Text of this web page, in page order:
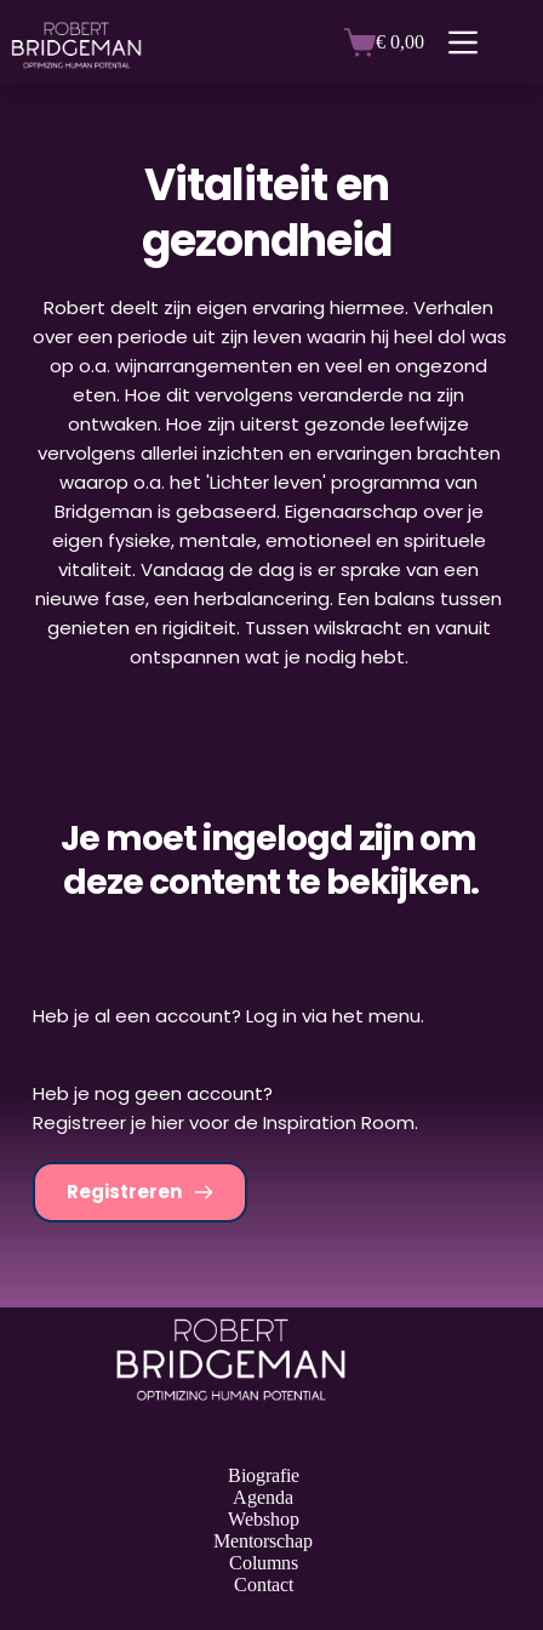
de
inhoud
Winkelwagen
€ 0,00
Vitaliteit en
gezondheid
Robert deelt zijn eigen ervaring hiermee. Verhalen
over een periode uit zijn leven waarin hij heel dol was
op o.a. wijnarrangementen en veel en ongezond
eten. Hoe dit vervolgens veranderde na zijn
ontwaken. Hoe zijn uiterst gezonde leefwijze
vervolgens allerlei inzichten en ervaringen brachten
waarop o.a. het 'Lichter leven' programma van
Bridgeman is gebaseerd. Eigenaarschap over je
eigen fysieke, mentale, emotioneel en spirituele
vitaliteit. Vandaag de dag is er sprake van een
nieuwe fase, een herbalancering. Een balans tussen
genieten en rigiditeit. Tussen wilskracht en vanuit
ontspannen wat je nodig hebt.
Je moet ingelogd zijn om
deze content te bekijken.
Heb je al een account? Log in via het menu.
Heb je nog geen account?
Registreer je hier voor de Inspiration Room.
Registreren
Biografie
Agenda
Webshop
Mentorschap
Columns
Contact